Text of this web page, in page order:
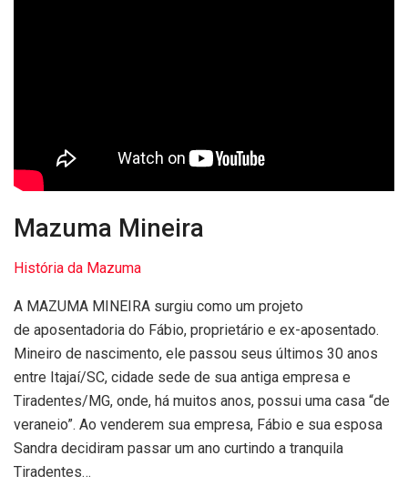
Mazuma Mineira
História da Mazuma
A MAZUMA MINEIRA surgiu como um projeto
de aposentadoria do Fábio, proprietário e ex-aposentado.
Mineiro de nascimento, ele passou seus últimos 30 anos
entre Itajaí/SC, cidade sede de sua antiga empresa e
Tiradentes/MG, onde, há muitos anos, possui uma casa “de
veraneio”. Ao venderem sua empresa, Fábio e sua esposa
Sandra decidiram passar um ano curtindo a tranquila
Tiradentes…